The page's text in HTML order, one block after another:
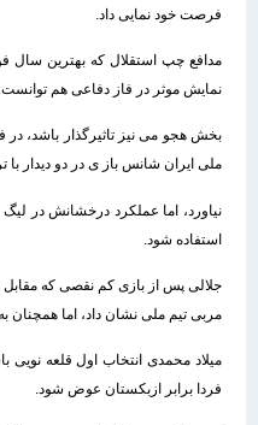
فرصت خود نمایی داد.
مدافع چپ استقلال که بهترین سال
نمایش موثر در فاز دفاعی هم توانست 10 پاس گل بدهد و در
بخش هجو می نیز تاثیرگذار باشد، در
ملی ایران شانس باز ی در دو دیدار با
نیاورد، اما عملکرد درخشانش در لیگ
استفاده شود.
جلالی پس از بازی کم‌ نقصی که مقابل
مربی تیم ملی نشان داد، اما همچنان
میلاد محمدی انتخاب اول قلعه‌ نویی
فردا برابر ازبکستان عوض شود.